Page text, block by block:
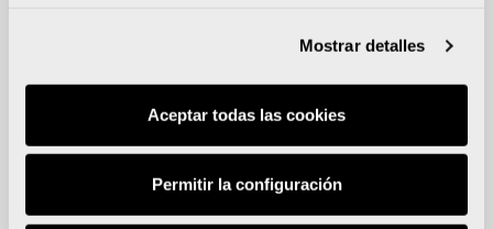
Mostrar detalles
Aceptar todas las cookies
Permitir la configuración
¿Cuándo puede canjearse los puntos por el
bono o vale descuento?
Cuando hayas alcanzado los 10 puntos
sumando las diferentes carreras, podrás
solicitar en tu Área Privada el bono o vale
descuento con el que podrás canjear tu